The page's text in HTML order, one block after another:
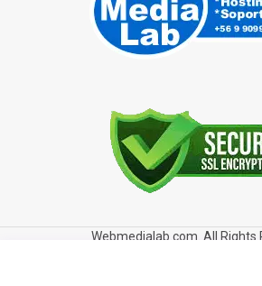
Webmedialab.com. All Rights